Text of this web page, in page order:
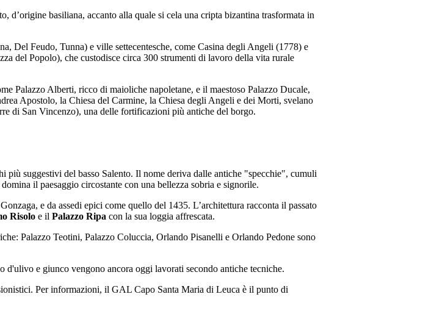
d’origine basiliana, accanto alla quale si cela una cripta bizantina trasformata in
Del Feudo, Tunna) e ville settecentesche, come Casina degli Angeli (1778) e
del Popolo), che custodisce circa 300 strumenti di lavoro della vita rurale
Palazzo Alberti, ricco di maioliche napoletane, e il maestoso Palazzo Ducale,
Apostolo, la Chiesa del Carmine, la Chiesa degli Angeli e dei Morti, svelano
di San Vincenzo), una delle fortificazioni più antiche del borgo.
suggestivi del basso Salento. Il nome deriva dalle antiche "specchie", cumuli
il paesaggio circostante con una bellezza sobria e signorile.
e da assedi epici come quello del 1435. L’architettura racconta il passato
Risolo e il Palazzo Ripa con la sua loggia affrescata.
Palazzo Teotini, Palazzo Coluccia, Orlando Pisanelli e Orlando Pedone sono
d'ulivo e giunco vengono ancora oggi lavorati secondo antiche tecniche.
Per informazioni, il GAL Capo Santa Maria di Leuca è il punto di